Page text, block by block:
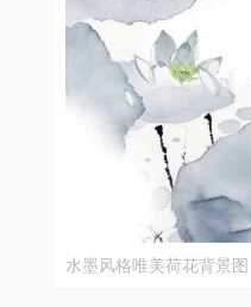
水墨风格唯美荷花背景图